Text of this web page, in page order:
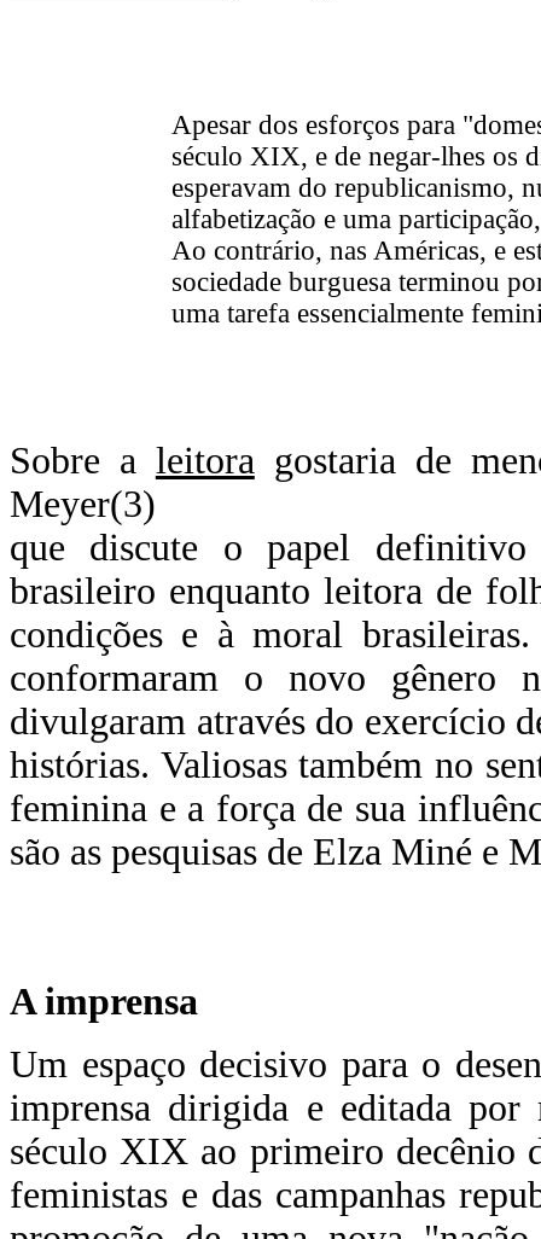
Apesar dos esforços para
século XIX, e de negar-lhes os
esperavam do republicanismo,
alfabetização e uma
Ao contrário, nas Américas, e
sociedade burguesa terminou
uma tarefa essencialmente
Sobre a leitoragostaria de
Meyer(3)
que discute o papel
brasileiro enquanto leitora de
condições e à moral
conformaram o novo gênero
divulgaram através do exercício
histórias. Valiosas também no
feminina e a força de sua
são as pesquisas de Elza Miné e
A imprensa
Um espaço decisivo para o
imprensa dirigida e editada por
século XIX ao primeiro decênio
feministas e das campanhas